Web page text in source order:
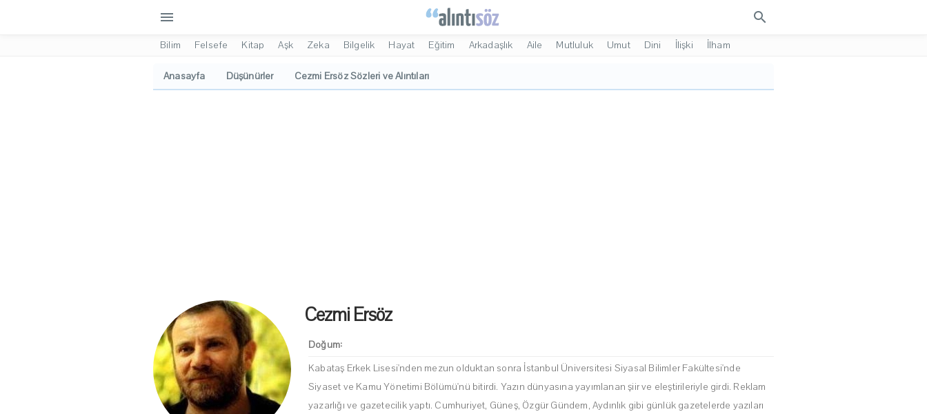
menu search
Bilim Felsefe Kitap Aşk Zeka Bilgelik Hayat Eğitim Arkadaşlık Aile Mutluluk Umut Dini İlişki İlham
Anasayfa Düşünürler Cezmi Ersöz Sözleri ve Alıntıları
Cezmi Ersöz
Doğum:
Kabataş Erkek Lisesi'nden mezun olduktan sonra İstanbul Üniversitesi Siyasal Bilimler Fakültesi'nde
Siyaset ve Kamu Yönetimi Bölümü'nü bitirdi. Yazın dünyasına yayımlanan şiir ve eleştirileriyle girdi. Reklam
yazarlığı ve gazetecilik yaptı. Cumhuriyet, Güneş, Özgür Gündem, Aydınlık gibi günlük gazetelerde yazıları